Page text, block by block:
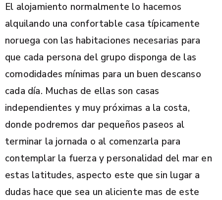
El alojamiento normalmente lo hacemos
alquilando una confortable casa típicamente
noruega con las habitaciones necesarias para
que cada persona del grupo disponga de las
comodidades mínimas para un buen descanso
cada día. Muchas de ellas son casas
independientes y muy próximas a la costa,
donde podremos dar pequeños paseos al
terminar la jornada o al comenzarla para
contemplar la fuerza y personalidad del mar en
estas latitudes, aspecto este que sin lugar a
dudas hace que sea un aliciente mas de este